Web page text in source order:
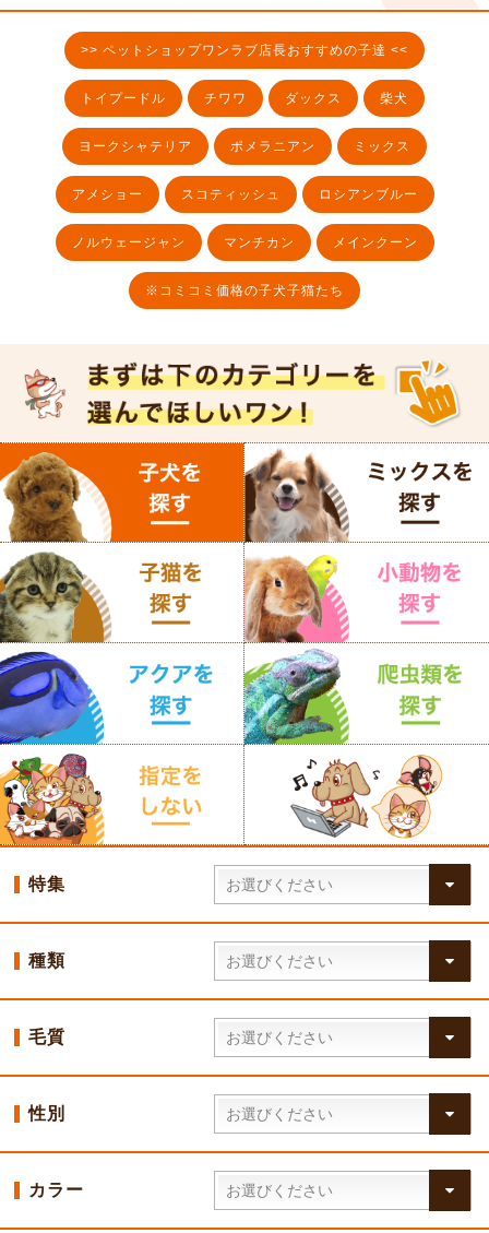
>> ペットショップワンラブ店長おすすめの子達 <<
トイプードル チワワ ダックス 柴犬
ヨークシャテリア ポメラニアン ミックス
アメショー スコティッシュ ロシアンブルー
ノルウェージャン マンチカン メインクーン
※コミコミ価格の子犬子猫たち
特集
種類
毛質
性別
カラー